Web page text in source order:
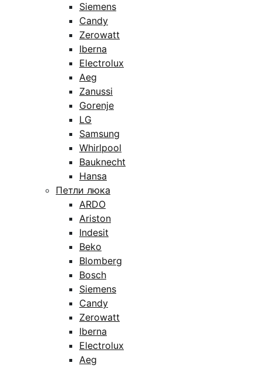
Siemens
Candy
Zerowatt
Iberna
Electrolux
Aeg
Zanussi
Gorenje
LG
Samsung
Whirlpool
Bauknecht
Hansa
Петли люка
ARDO
Ariston
Indesit
Beko
Blomberg
Bosch
Siemens
Candy
Zerowatt
Iberna
Electrolux
Aeg